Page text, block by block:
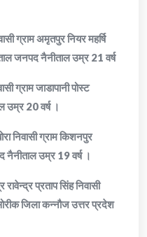
ग्राम अमृतपुर नियर महर्षि
जनपद नैनीताल उम्र 21 वर्ष
ग्राम जाडापानी पोस्ट
उम्र 20 वर्ष ।
निवासी ग्राम किशनपुर
नैनीताल उम्र 19 वर्ष ।
प्रताप सिंह निवासी
जिला कन्नौज उत्तर प्रदेश